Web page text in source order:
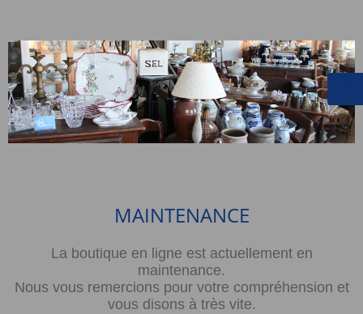
MAINTENANCE
La boutique en ligne est actuellement en
maintenance.
Nous vous remercions pour votre compréhension et
vous disons à très vite.